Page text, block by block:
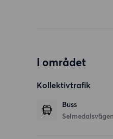
I området
Kollektivtrafik
Buss